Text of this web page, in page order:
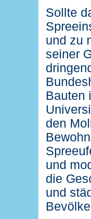
Sollte
und zu
seiner
Bauten
den
und
die
und